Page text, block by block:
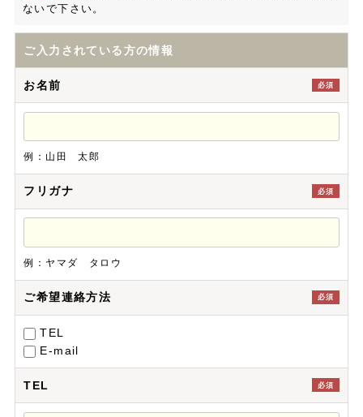
ないで下さい。
ご入力されている方の情報
お名前 必須
例：山田 太郎
フリガナ 必須
例：ヤマダ タロウ
ご希望連絡方法 必須
TEL
E-mail
TEL 必須